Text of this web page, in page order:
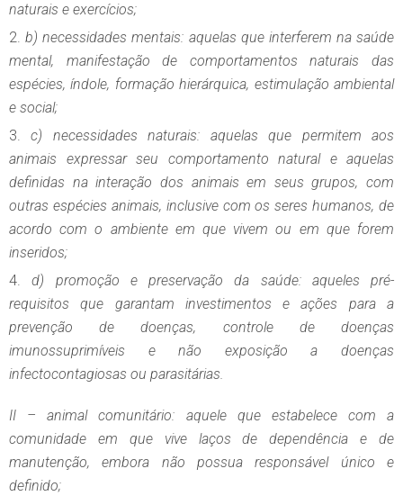
naturais e exercícios;
b) necessidades mentais: aquelas que interferem na saúde
mental, manifestação de comportamentos naturais das
espécies, índole, formação hierárquica, estimulação ambiental
e social;
c) necessidades naturais: aquelas que permitem aos
animais expressar seu comportamento natural e aquelas
definidas na interação dos animais em seus grupos, com
outras espécies animais, inclusive com os seres humanos, de
acordo com o ambiente em que vivem ou em que forem
inseridos;
d) promoção e preservação da saúde: aqueles pré-
requisitos que garantam investimentos e ações para a
prevenção de doenças, controle de doenças
imunossuprimíveis e não exposição a doenças
infectocontagiosas ou parasitárias.
II – animal comunitário: aquele que estabelece com a
comunidade em que vive laços de dependência e de
manutenção, embora não possua responsável único e
definido;